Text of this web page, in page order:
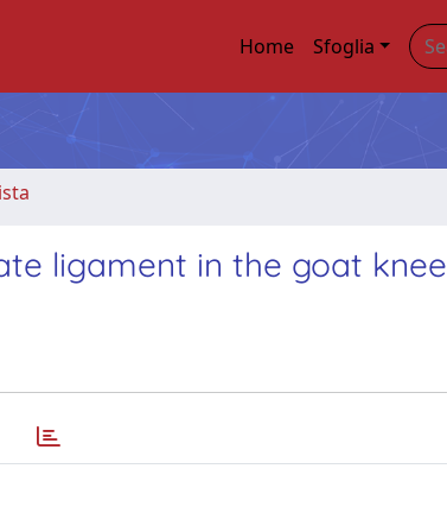
Home Sfoglia
ligament in the goat knee